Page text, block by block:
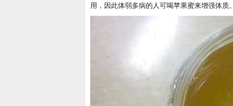
用，因此体弱多病的人可喝苹果蜜来增强体质。